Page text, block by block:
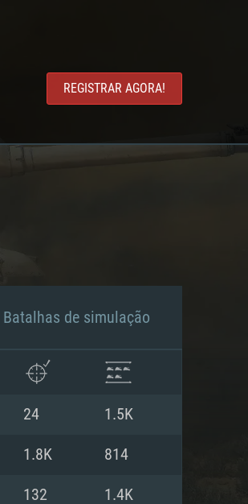
REGISTRAR AGORA!
Batalhas de simulação
24 1.5K
1.8K 814
132 1.4K